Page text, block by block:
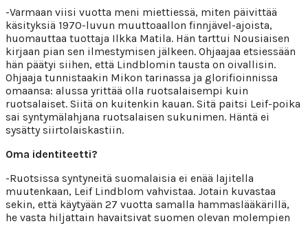
-Varmaan viisi vuotta meni miettiessä, miten päivittää
käsityksiä 1970-luvun muuttoaallon finnjävel-ajoista,
huomauttaa tuottaja Ilkka Matila. Hän tarttui Nousiaisen
kirjaan pian sen ilmestymisen jälkeen. Ohjaajaa etsiessään
hän päätyi siihen, että Lindblomin tausta on oivallisin.
Ohjaaja tunnistaakin Mikon tarinassa ja glorifioinnissa
omaansa: alussa yrittää olla ruotsalaisempi kuin
ruotsalaiset. Siitä on kuitenkin kauan. Sitä paitsi Leif-poika
sai syntymälahjana ruotsalaisen sukunimen. Häntä ei
sysätty siirtolaiskastiin.
Oma identiteetti?
-Ruotsissa syntyneitä suomalaisia ei enää lajitella
muutenkaan, Leif Lindblom vahvistaa. Jotain kuvastaa
sekin, että käytyään 27 vuotta samalla hammaslääkärillä,
he vasta hiljattain havaitsivat suomen olevan molempien